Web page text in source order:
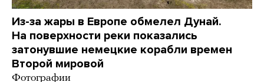
Из-за жары в Европе обмелел Дунай.
На поверхности реки показались
затонувшие немецкие корабли времен
Второй мировой
Фотографии